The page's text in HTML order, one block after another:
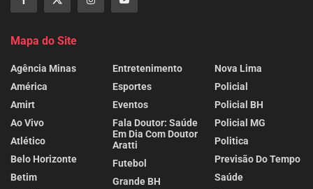
Mapa do Site
Agência Minas
América
Amirt
Ao Vivo
Atlético
Belo Horizonte
Betim
Entretenimento
Esportes
Eventos
Fala Doutor: Saúde
Em Dia Com Doutor
Aratti
Futebol
Grande BH
Nova Lima
Policial
Policial BH
Policial MG
Politica
Previsão Do Tempo
Saúde